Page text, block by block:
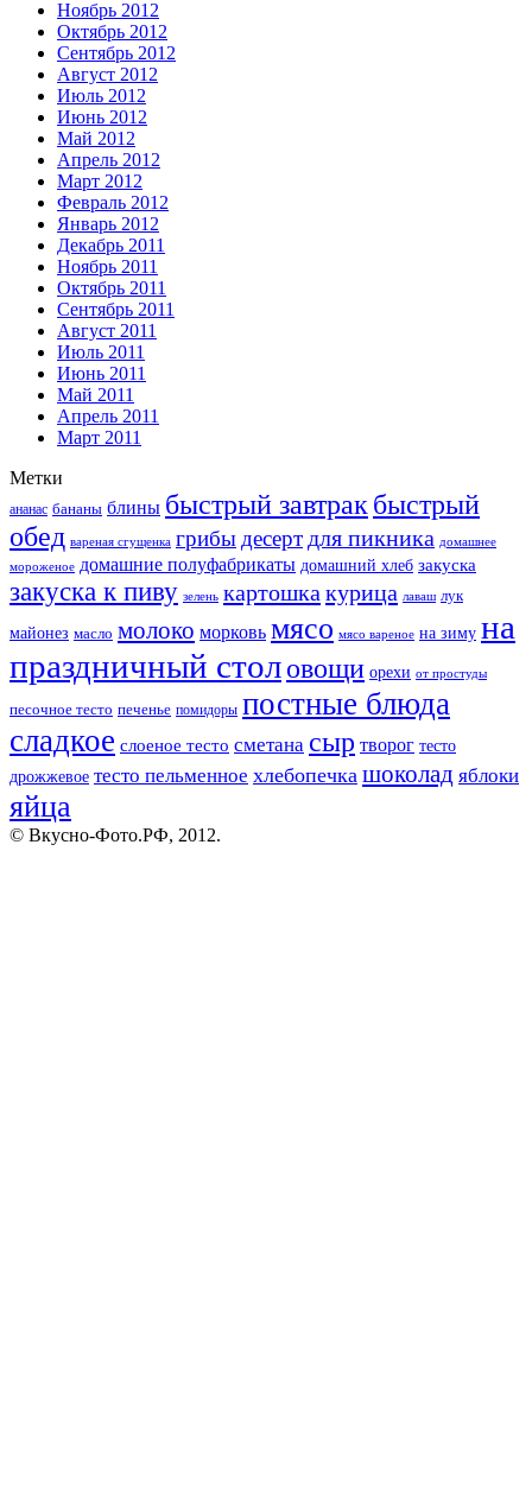
Ноябрь 2012
Октябрь 2012
Сентябрь 2012
Август 2012
Июль 2012
Июнь 2012
Май 2012
Апрель 2012
Март 2012
Февраль 2012
Январь 2012
Декабрь 2011
Ноябрь 2011
Октябрь 2011
Сентябрь 2011
Август 2011
Июль 2011
Июнь 2011
Май 2011
Апрель 2011
Март 2011
Метки
ананас бананы блины быстрый завтрак быстрый
обед вареная сгущенка грибы десерт для пикника домашнее
мороженое домашние полуфабрикаты домашний хлеб закуска
закуска к пиву зелень картошка курица лаваш лук
майонез масло молоко морковь мясо мясо вареное на зиму на
праздничный столовощи орехи от простуды
песочное тесто печенье помидоры постные блюда
сладкое слоеное тесто сметана сыр творог тесто
дрожжевое тесто пельменное хлебопечка шоколад яблоки
яйца
© Вкусно-Фото.РФ, 2012.